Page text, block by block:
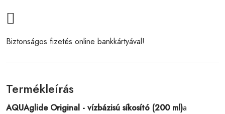
Biztonságos fizetés online bankkártyával!
Termékleírás
AQUAglide Original - vízbázisú síkosító (200 ml)a